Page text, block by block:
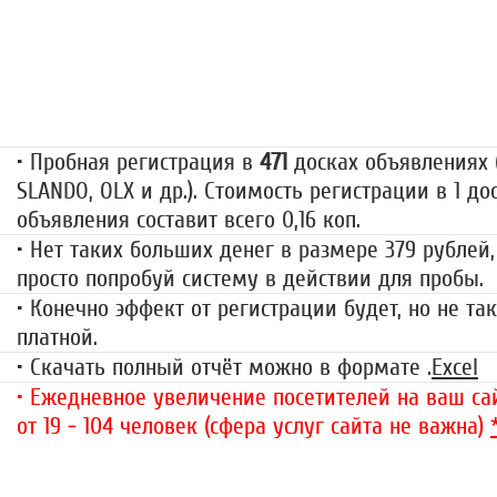
• Пробная регистрация в 471 досках объявлениях
SLANDO, OLX и др.). Стоимость регистрации в 1
объявления составит всего 0,16 коп.
• Нет таких больших денег в размере 379
просто попробуй систему в действии для пробы.
• Конечно эффект от регистрации будет, но не
платной.
• Скачать полный отчёт можно в формате .Excel
• Ежедневное увеличение посетителей на ваш
от 19 - 104 человек (сфера услуг сайта не важна)